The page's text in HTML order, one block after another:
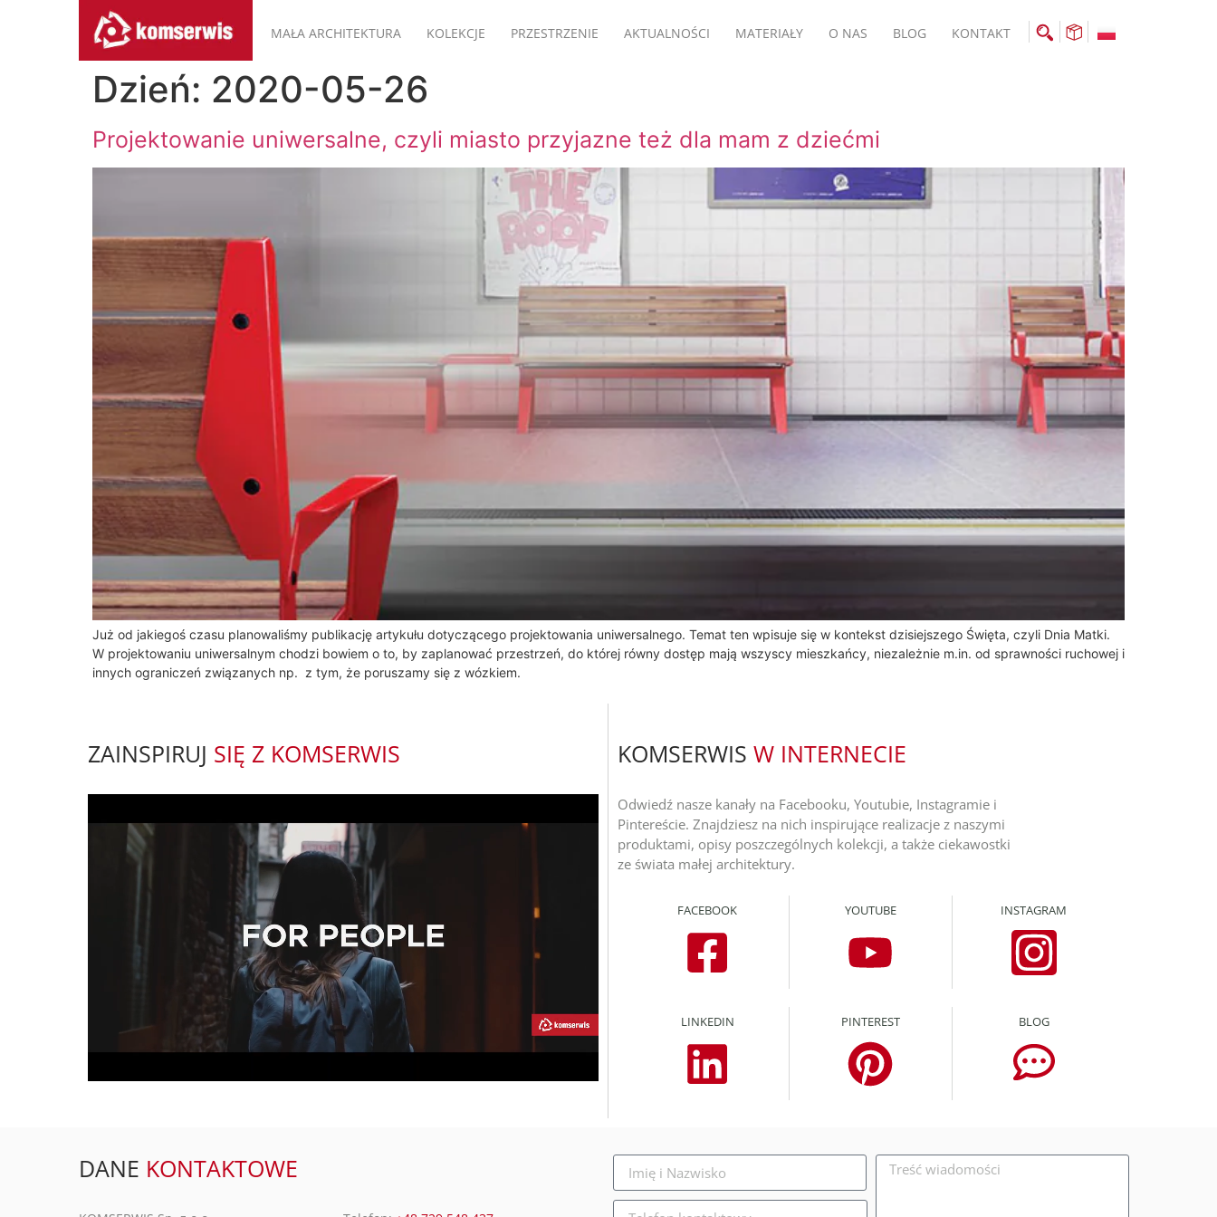
MAŁA ARCHITEKTURA KOLEKCJE PRZESTRZENIE AKTUALNOŚCI MATERIAŁY O NAS BLOG KONTAKT
Dzień: 2020-05-26
Projektowanie uniwersalne, czyli miasto przyjazne też dla mam z dziećmi
Już od jakiegoś czasu planowaliśmy publikację artykułu dotyczącego projektowania uniwersalnego. Temat ten wpisuje się w kontekst dzisiejszego Święta, czyli Dnia Matki.
W projektowaniu uniwersalnym chodzi bowiem o to, by zaplanować przestrzeń, do której równy dostęp mają wszyscy mieszkańcy, niezależnie m.in. od sprawności ruchowej i
innych ograniczeń związanych np. z tym, że poruszamy się z wózkiem.
ZAINSPIRUJ SIĘ Z KOMSERWIS KOMSERWIS W INTERNECIE
Odwiedź nasze kanały na Facebooku, Youtubie, Instagramie i
Pintereście. Znajdziesz na nich inspirujące realizacje z naszymi
produktami, opisy poszczególnych kolekcji, a także ciekawostki
ze świata małej architektury.
FACEBOOK YOUTUBE INSTAGRAM
LINKEDIN PINTEREST BLOG
DANE KONTAKTOWE